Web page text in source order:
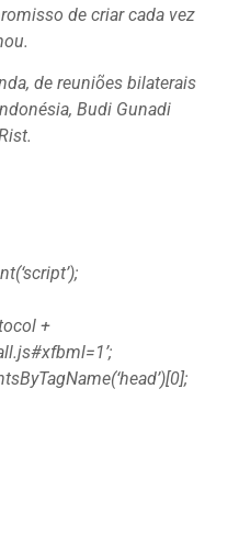
de criar cada vez
de reuniões bilaterais
Budi Gunadi
+